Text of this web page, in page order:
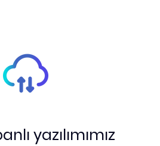
yazılımımız